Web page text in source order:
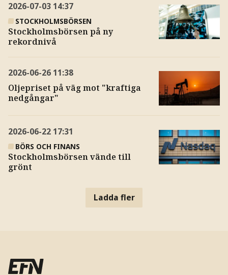
2026-07-03 14:37
STOCKHOLMSBÖRSEN
Stockholmsbörsen på ny
rekordnivå
2026-06-26 11:38
Oljepriset på väg mot "kraftiga
nedgångar"
2026-06-22 17:31
BÖRS OCH FINANS
Stockholmsbörsen vände till
grönt
Ladda fler